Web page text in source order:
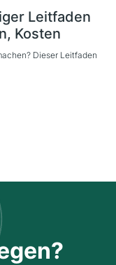
Leitfaden
Kosten
Dieser Leitfaden